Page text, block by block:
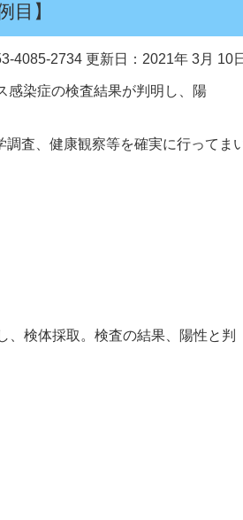
目】
4085-2734 更新日：2021年 3月 10日
感染症の検査結果が判明し、陽
査、健康観察等を確実に行ってま
体採取。検査の結果、陽性と判